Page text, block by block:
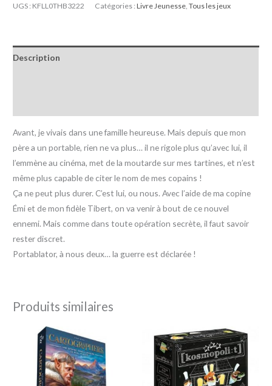
UGS : KFLL0THB3222 Catégories :Livre Jeunesse ,Tous les jeux
Description
Avant, je vivais dans une famille heureuse. Mais depuis que mon
père a un portable, rien ne va plus… il ne rigole plus qu’avec lui, il
l’emmène au cinéma, met de la moutarde sur mes tartines, et n’est
même plus capable de citer le nom de mes copains !
Ça ne peut plus durer. C’est lui, ou nous. Avec l’aide de ma copine
Émi et de mon fidèle Tibert, on va venir à bout de ce nouvel
ennemi. Mais comme dans toute opération secrète, il faut savoir
rester discret.
Portablator, à nous deux… la guerre est déclarée !
Produits similaires